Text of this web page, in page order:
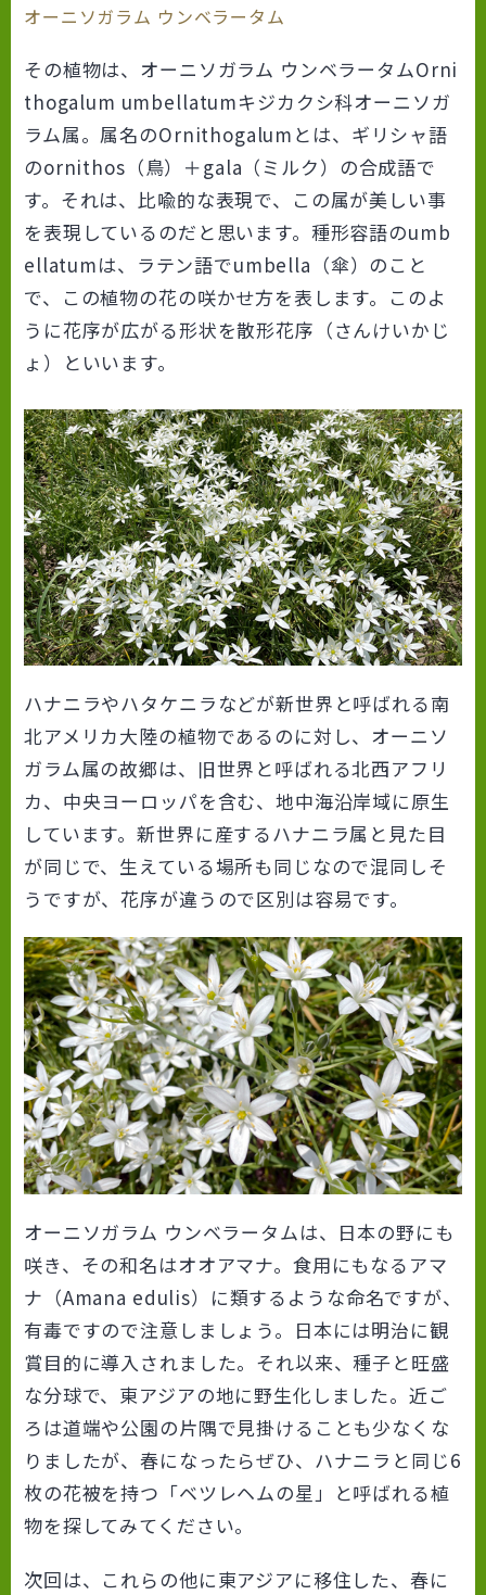
オーニソガラム ウンベラータム
その植物は、オーニソガラム ウンベラータムOrni
thogalum umbellatumキジカクシ科オーニソガ
ラム属。属名のOrnithogalum とは、ギリシャ語
のornithos（鳥）＋gala（ミルク）の合成語で
す。それは、比喩的な表現で、この属が美しい事
を表現しているのだと思います。種形容語のumb
ellatumは、ラテン語でumbella（傘）のこと
で、この植物の花の咲かせ方を表します。このよ
うに花序が広がる形状を散形花序（さんけいかじ
ょ）といいます。
ハナニラやハタケニラなどが新世界と呼ばれる南
北アメリカ大陸の植物であるのに対し、オーニソ
ガラム属の故郷は、旧世界と呼ばれる北西アフリ
カ、中央ヨーロッパを含む、地中海沿岸域に原生
しています。新世界に産するハナニラ属と見た目
が同じで、生えている場所も同じなので混同しそ
うですが、花序が違うので区別は容易です。
オーニソガラム ウンベラータムは、日本の野にも
咲き、その和名はオオアマナ。食用にもなるアマ
ナ（Amana edulis）に類するような命名ですが、
有毒ですので注意しましょう。日本には明治に観
賞目的に導入されました。それ以来、種子と旺盛
な分球で、東アジアの地に野生化しました。近ご
ろは道端や公園の片隅で見掛けることも少なくな
りましたが、春になったらぜひ、ハナニラと同じ6
枚の花被を持つ「ベツレヘムの星」と呼ばれる植
物を探してみてください。
次回は、これらの他に東アジアに移住した、春に